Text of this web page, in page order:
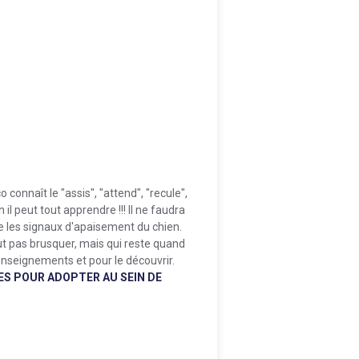
connaît le "assis", "attend", "recule",
il peut tout apprendre !!! Il ne faudra
signaux d'apaisement du chien.
pas brusquer, mais qui reste quand
et pour le découvrir.
POUR ADOPTER AU SEIN DE